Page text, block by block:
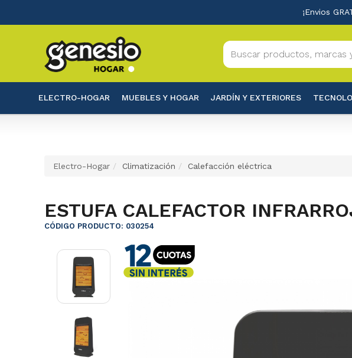
¡Envios
ELECTRO-HOGAR MUEBLES Y HOGAR JARDÍN Y EXTERIORES
Electro-Hogar Climatización Calefacción eléctrica
ESTUFA CALEFACTOR
CÓDIGO PRODUCTO: 030254